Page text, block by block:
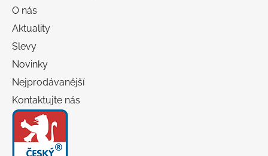
O nás
Aktuality
Slevy
Novinky
Nejprodávanější
Kontaktujte nás